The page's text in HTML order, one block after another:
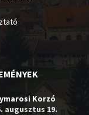
Korzó
augusztus 19.